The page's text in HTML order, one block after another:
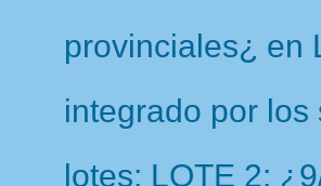
provinciales¿ en
integrado por los
lotes: LOTE 2: